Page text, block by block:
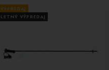
VÝPREDAJ
LETNÝ VÝPREDAJ